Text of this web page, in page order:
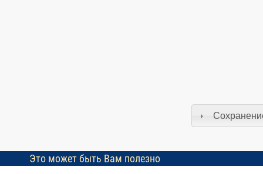
Это может быть Вам полезно